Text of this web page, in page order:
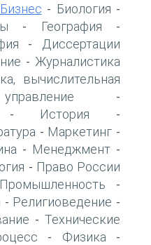
Бизнес - Биология -
- География -
-
Диссертации
- Журналистика
вычислительная
-
История -
- Маркетинг -
- Менеджмент -
- Право России
Промышленность -
- Религиоведение -
- Технические
- Физика -